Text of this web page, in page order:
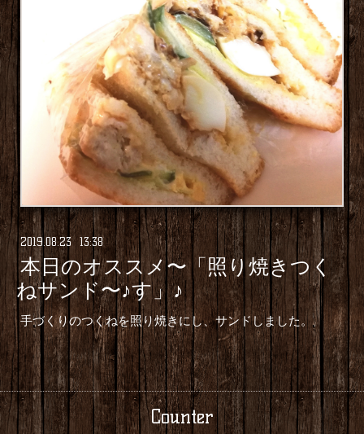
2019 08.23 13:38
本日のオススメ〜「照り焼きつく
ねサンド〜♪す」♪
手づくりのつくねを照り焼きにし、サンドしました。
Counter